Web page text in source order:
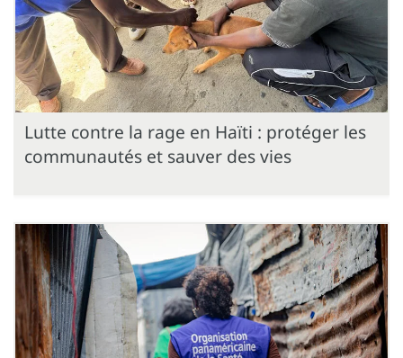
Lutte contre la rage en Haïti : protéger les
communautés et sauver des vies